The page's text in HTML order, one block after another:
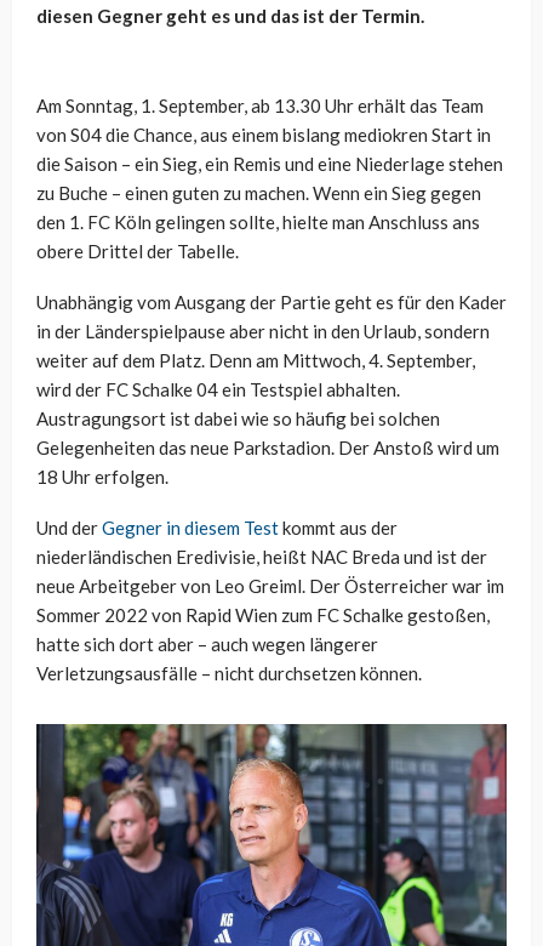
diesen Gegner geht es und das ist der Termin.
Am Sonntag, 1. September, ab 13.30 Uhr erhält das Team
von S04 die Chance, aus einem bislang mediokren Start in
die Saison – ein Sieg, ein Remis und eine Niederlage stehen
zu Buche – einen guten zu machen. Wenn ein Sieg gegen
den 1. FC Köln gelingen sollte, hielte man Anschluss ans
obere Drittel der Tabelle.
Unabhängig vom Ausgang der Partie geht es für den Kader
in der Länderspielpause aber nicht in den Urlaub, sondern
weiter auf dem Platz. Denn am Mittwoch, 4. September,
wird der FC Schalke 04 ein Testspiel abhalten.
Austragungsort ist dabei wie so häufig bei solchen
Gelegenheiten das neue Parkstadion. Der Anstoß wird um
18 Uhr erfolgen.
Und derGegner in diesem Testkommt aus der
niederländischen Eredivisie, heißt NAC Breda und ist der
neue Arbeitgeber von Leo Greiml. Der Österreicher war im
Sommer 2022 von Rapid Wien zum FC Schalke gestoßen,
hatte sich dort aber – auch wegen längerer
Verletzungsausfälle – nicht durchsetzen können.